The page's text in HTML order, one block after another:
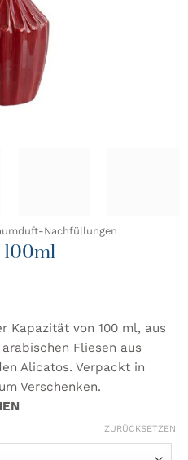
Nachfüllungen
Kapazität von 100 ml, aus
Fliesen aus
Alicatos. Verpackt in
Verschenken.
ZURÜCKSETZEN